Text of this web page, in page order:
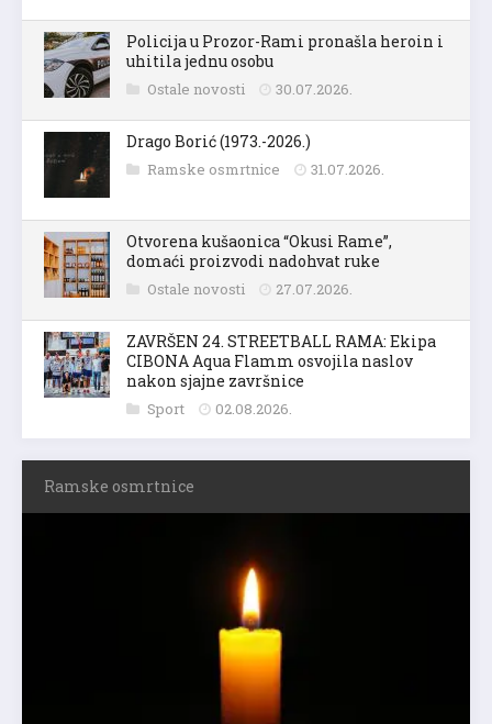
Policija u Prozor-Rami pronašla heroin i
uhitila jednu osobu
Ostale novosti 30.07.2026.
Drago Borić (1973.-2026.)
Ramske osmrtnice 31.07.2026.
Otvorena kušaonica “Okusi Rame”,
domaći proizvodi nadohvat ruke
Ostale novosti 27.07.2026.
ZAVRŠEN 24. STREETBALL RAMA: Ekipa
CIBONA Aqua Flamm osvojila naslov
nakon sjajne završnice
Sport 02.08.2026.
Ramske osmrtnice